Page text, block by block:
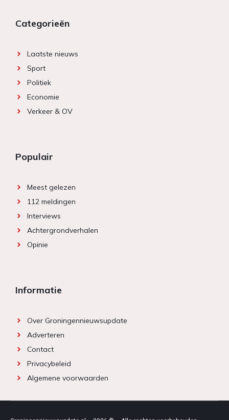
Categorieën
Laatste nieuws
Sport
Politiek
Economie
Verkeer & OV
Populair
Meest gelezen
112 meldingen
Interviews
Achtergrondverhalen
Opinie
Informatie
Over Groningennieuwsupdate
Adverteren
Contact
Privacybeleid
Algemene voorwaarden